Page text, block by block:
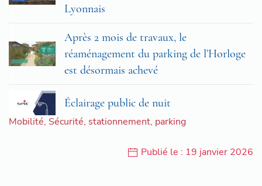
Lyonnais
Après 2 mois de travaux, le
réaménagement du parking de l’Horloge
est désormais achevé
Éclairage public de nuit
Mobilité, Sécurité, stationnement, parking
Publié le : 19 janvier 2026